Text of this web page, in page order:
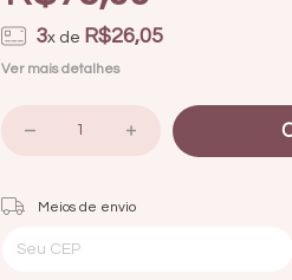
3x de R$26,05
Ver mais detalhes
Entregas para o CEP:
Meios de envio